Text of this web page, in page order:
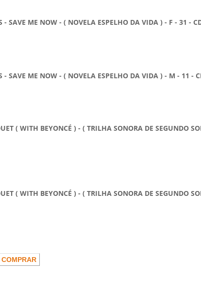
ME NOW - ( NOVELA ESPELHO DA VIDA ) - F - 31 -
ME NOW - ( NOVELA ESPELHO DA VIDA ) - M - 11 -
( WITH BEYONCÉ ) - ( TRILHA SONORA DE SEGUNDO
( WITH BEYONCÉ ) - ( TRILHA SONORA DE SEGUNDO